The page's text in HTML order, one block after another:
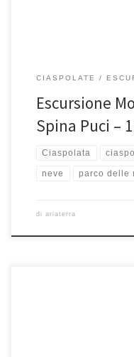
CIASPOLATE
Escursione
Spina Puci –
Ciaspolata
neve parco delle
di ariaterra